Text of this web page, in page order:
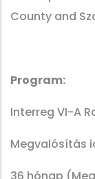
County and
Program:
Interreg VI-A
Megvalósítás